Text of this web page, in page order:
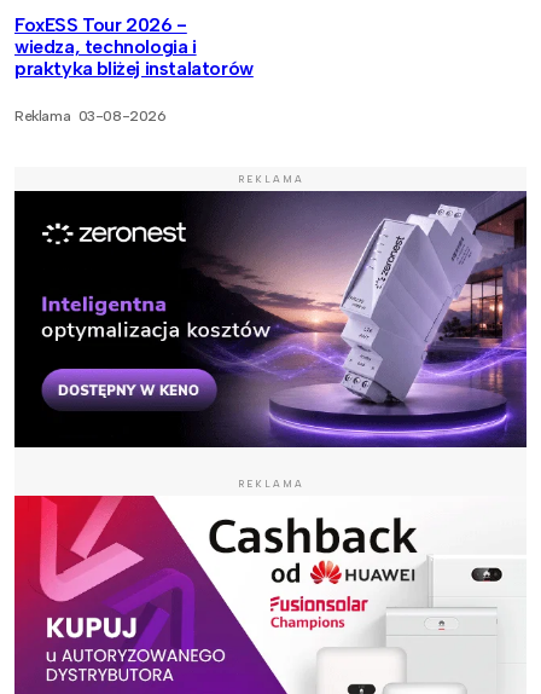
FoxESS Tour 2026 -
wiedza, technologia i
praktyka bliżej instalatorów
Reklama 03-08-2026
REKLAMA
REKLAMA